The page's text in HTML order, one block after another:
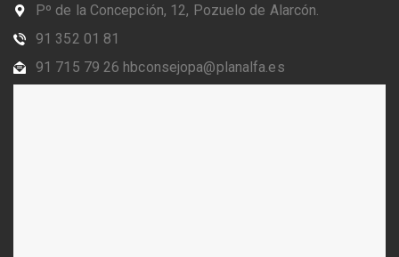
Pº de la Concepción, 12, Pozuelo de Alarcón.
91 352 01 81
91 715 79 26 hbconsejopa@planalfa.es